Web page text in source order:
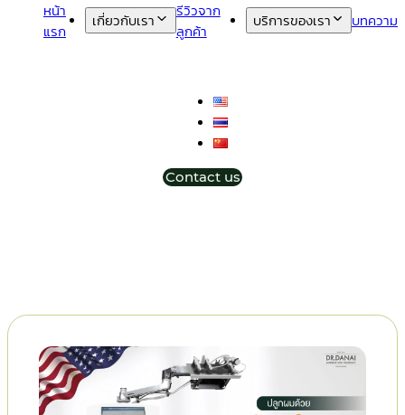
หน้า
แรก
เกี่ยวกับเรา
รีวิวจาก
ลูกค้า
บริการของเรา บทความ
Contact us